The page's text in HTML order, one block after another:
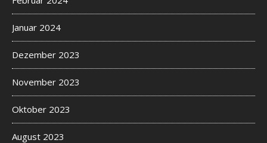
Januar 2024
Dezember 2023
November 2023
Oktober 2023
August 2023